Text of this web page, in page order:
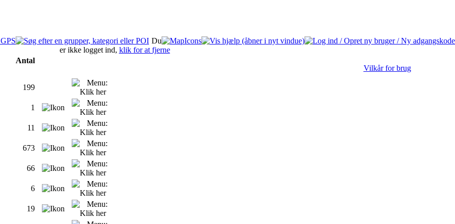
Du
er ikke logget ind, klik for at fjerne
Antal
199
1
11
673
66
6
19
Vilkår for brug